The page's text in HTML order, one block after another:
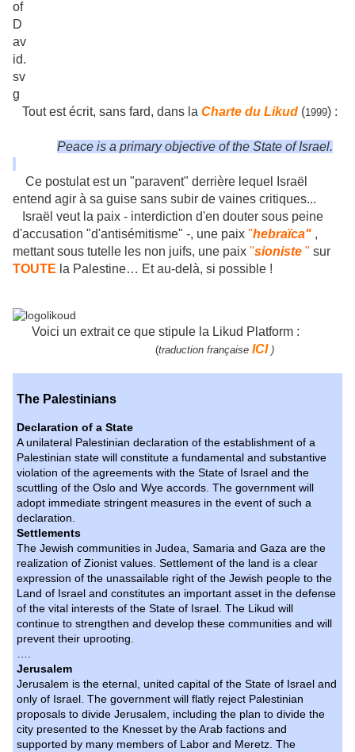
Tout est écrit, sans fard, dans la Charte du Likud (1999) :
Peace is a primary objective of the State of Israel.
Ce postulat est un "paravent" derrière lequel Israël
entend agir à sa guise sans subir de vaines critiques...
Israël veut la paix - interdiction d'en douter sous peine
d'accusation "d'antisémitisme" -, une paix "hebraïca" ,
mettant sous tutelle les non juifs, une paix "sioniste " sur
TOUTE la Palestine… Et au-delà, si possible !
Voici un extrait ce que stipule la Likud Platform :
(traduction française ICI )
The Palestinians
Declaration of a State
A unilateral Palestinian declaration of the establishment of a
Palestinian state will constitute a fundamental and substantive
violation of the agreements with the State of Israel and the
scuttling of the Oslo and Wye accords. The government will
adopt immediate stringent measures in the event of such a
declaration.
Settlements
The Jewish communities in Judea, Samaria and Gaza are the
realization of Zionist values. Settlement of the land is a clear
expression of the unassailable right of the Jewish people to the
Land of Israel and constitutes an important asset in the defense
of the vital interests of the State of Israel. The Likud will
continue to strengthen and develop these communities and will
prevent their uprooting.
….
Jerusalem
Jerusalem is the eternal, united capital of the State of Israel and
only of Israel. The government will flatly reject Palestinian
proposals to divide Jerusalem, including the plan to divide the
city presented to the Knesset by the Arab factions and
supported by many members of Labor and Meretz. The